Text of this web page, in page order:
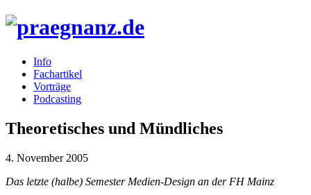
Info
Fachartikel
Vorträge
Podcasting
Theoretisches und Mündliches
4. November 2005
Das letzte (halbe) Semester Medien-Design an der FH Mainz